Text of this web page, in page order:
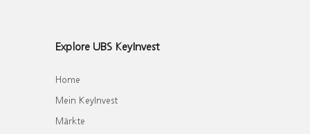
Explore UBS KeyInvest
Home
Mein KeyInvest
Märkte